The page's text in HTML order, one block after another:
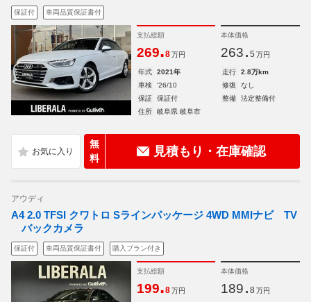
保証付 車両品質保証書付
支払総額
269.8 万円
本体価格
263. 5 万円
年式 2021年 走行
2.8万km
車検
'26/10 修復
なし
保証
保証付 整備
法定整備付
住所
岐阜県 岐阜市
無
料
見積もり・在庫確認
アウディ
A4 2.0 TFSI クワトロ Sラインパッケージ 4WD MMIナビ TV
バックカメラ
保証付 車両品質保証書付 購入プラン付き
支払総額
199.8 万円
本体価格
189. 8 万円